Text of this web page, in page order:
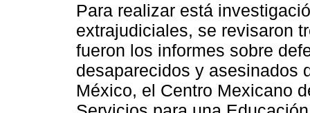
Para realizar está
extrajudiciales, se revisaron
fueron los informes sobre
desaparecidos y asesinados
México, el Centro Mexicano